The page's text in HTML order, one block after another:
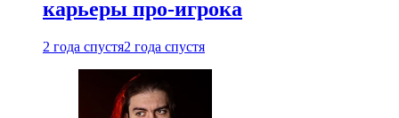
карьеры про-игрока
2 года спустя2 года спустя